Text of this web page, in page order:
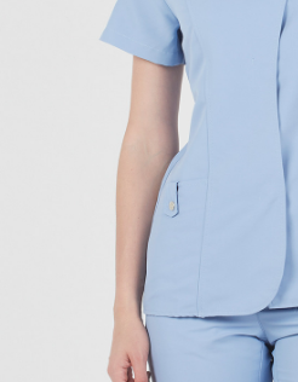
Cancelar
lista de
Cancelar